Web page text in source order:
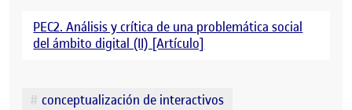
PEC2. Análisis y crítica de una problemática social
del ámbito digital (II) [Artículo]
Etiquetes
conceptualización de interactivos